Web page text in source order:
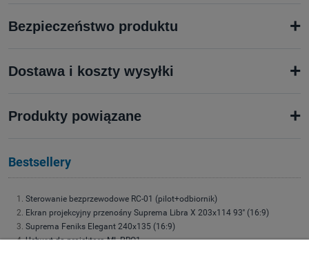
Bezpieczeństwo produktu +
Dostawa i koszty wysyłki +
Produkty powiązane +
Bestsellery
Sterowanie bezprzewodowe RC-01 (pilot+odbiornik)
Ekran projekcyjny przenośny Suprema Libra X 203x114 93'' (16:9)
Suprema Feniks Elegant 240x135 (16:9)
Uchwyt do projektora ML-PRO1